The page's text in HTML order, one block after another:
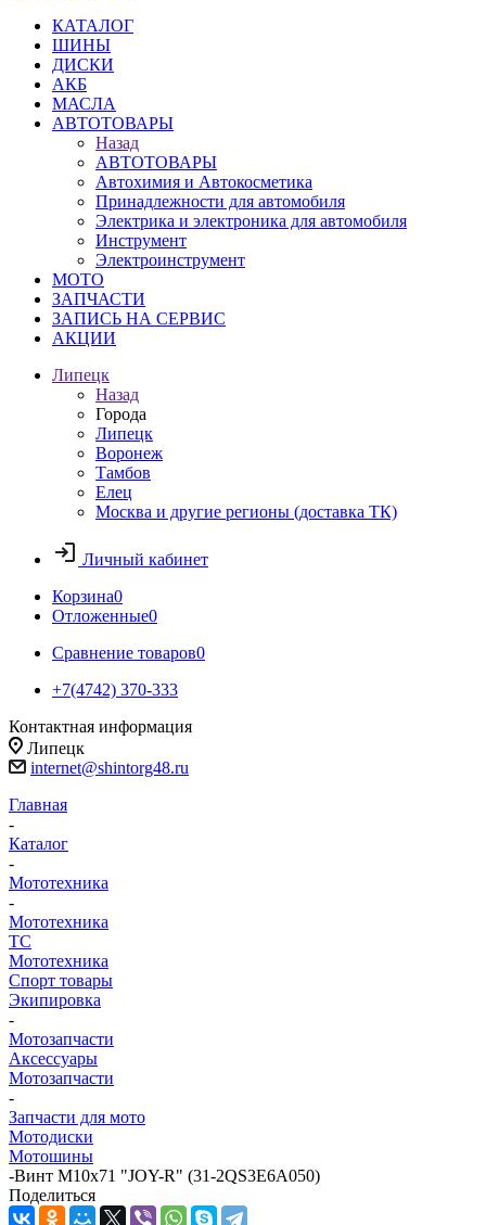
КАТАЛОГ
ШИНЫ
ДИСКИ
АКБ
МАСЛА
АВТОТОВАРЫ
Назад
АВТОТОВАРЫ
Автохимия и Автокосметика
Принадлежности для автомобиля
Электрика и электроника для автомобиля
Инструмент
Электроинструмент
МОТО
ЗАПЧАСТИ
ЗАПИСЬ НА СЕРВИС
АКЦИИ
Липецк
Назад
Города
Липецк
Воронеж
Тамбов
Елец
Москва и другие регионы (доставка ТК)
Личный кабинет
Корзина0
Отложенные0
Сравнение товаров0
+7(4742) 370-333
Контактная информация
Липецк
internet@shintorg48.ru
Главная
-
Каталог
-
Мототехника
-
Мототехника
ТС
Мототехника
Спорт товары
Экипировка
-
Мотозапчасти
Аксессуары
Мотозапчасти
-
Запчасти для мото
Мотодиски
Мотошины
-Винт М10х71 "JOY-R" (31-2QS3E6A050)
Поделиться